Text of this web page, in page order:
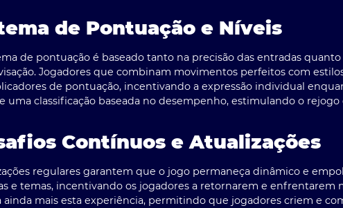
de Pontuação e Níveis
de pontuação é baseado tanto na precisão das entradas
Jogadores que combinam movimentos perfeitos com
de pontuação, incentivando a expressão individual
uma classificação baseada no desempenho, estimulando o
Contínuos e Atualizações
regulares garantem que o jogo permaneça dinâmico e
e temas, incentivando os jogadores a retornarem e enfrentarem
ainda mais esta experiência, permitindo que jogadores criem e